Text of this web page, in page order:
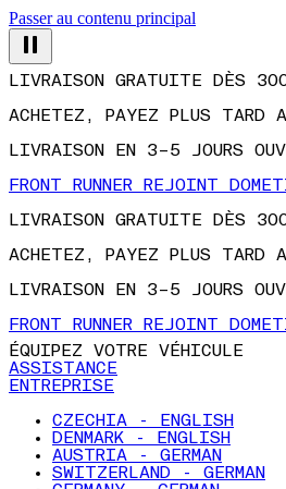
Passer au contenu principal
ACHETEZ, PAYEZ PLUS TARD
LIVRAISON EN 3–5 JOURS
FRONT RUNNER REJOINT
LIVRAISON GRATUITE DÈS
ACHETEZ, PAYEZ PLUS TARD
LIVRAISON EN 3–5 JOURS
FRONT RUNNER REJOINT
ÉQUIPEZ VOTRE VÉHICULE
ASSISTANCE
ENTREPRISE
CZECHIA - ENGLISH
DENMARK - ENGLISH
AUSTRIA - GERMAN
SWITZERLAND - GERMAN